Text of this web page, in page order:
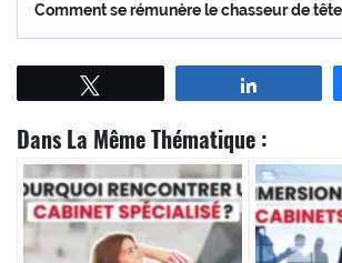
Comment se rémunère le chasseur de
Dans La Même Thématique :